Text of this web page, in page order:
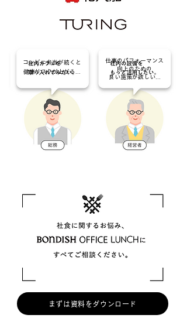
コンビニ弁当が続くと
健康リスクが上がる...
仕事のパフォーマンス
向上のための
​良い施策が欲しい...
まずは資料をダウンロード